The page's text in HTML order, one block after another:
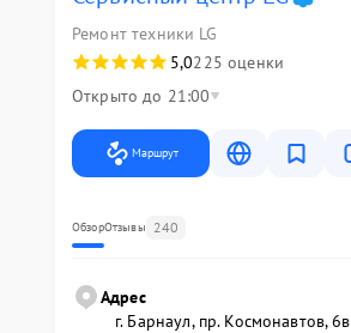
Ремонт техники LG
5,0225 оценки
Открыто до 21:00
Маршрут
ОбзорОтзывы 240
Адрес
г. Барнаул, ​пр. Космонавтов, 6в